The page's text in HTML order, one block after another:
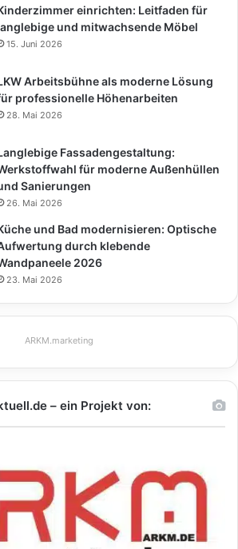
einrichten: Leitfaden für
und mitwachsende Möbel
15. Juni 2026
Arbeitsbühne als moderne Lösung
professionelle Höhenarbeiten
28. Mai 2026
Fassadengestaltung:
für moderne Außenhüllen
Sanierungen
26. Mai 2026
und Bad modernisieren: Optische
durch klebende
2026
23. Mai 2026
ARKM.marketing
– ein Projekt von: